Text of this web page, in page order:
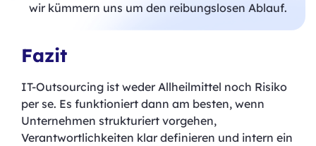
wir kümmern uns um den reibungslosen Ablauf.
Fazit
IT-Outsourcing ist weder Allheilmittel noch Risiko
per se. Es funktioniert dann am besten, wenn
Unternehmen strukturiert vorgehen,
Verantwortlichkeiten klar definieren und intern ein